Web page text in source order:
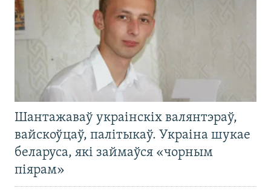
Шантажаваў украінскіх валянтэраў,
вайскоўцаў, палітыкаў. Украіна шукае
беларуса, які займаўся «чорным
піярам»